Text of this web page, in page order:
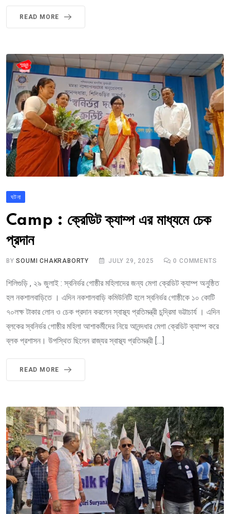
READ MORE
ঘটনা
Camp : ক্রেডিট ক্যাম্প এর মাধ্যমে চেক
প্রদান
BYSOUMI CHAKRABORTY JULY 29, 2025 0 COMMENTS
শিলিগুড়ি , ২৯ জুলাই : স্বনির্ভর গোষ্ঠীর মহিলাদের জন্য মেগা ক্রেডিট ক্যাম্প অনুষ্ঠিত
হল নকশালবাড়িতে । এদিন নকশালবাড়ি কমিউনিটি হলে স্বনির্ভর গোষ্ঠীকে ১০ কোটি
৭০লক্ষ টাকার লোন ও চেক প্রদান করলেন স্বাস্থ্য প্রতিমন্ত্রী চন্দ্রিমা ভট্টাচার্য । এদিন
ব্লকের স্বনির্ভর গোষ্ঠীর মহিলা আশাকর্মীদের নিয়ে আনন্দধার মেগা ক্রেডিট ক্যাম্প করে
ব্লক প্রশাসন। উপস্থিত ছিলেন রাজ্যর স্বাস্থ্য প্রতিমন্ত্রী […]
READ MORE